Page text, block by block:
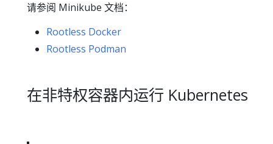
请参阅 Minikube 文档：
Rootless Docker
Rootless Podman
在非特权容器内运行 Kubernetes